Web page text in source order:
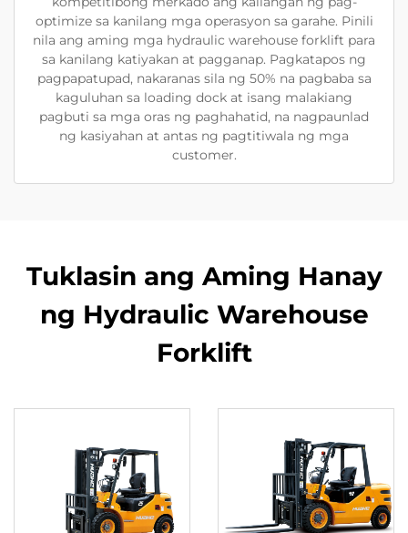
optimize sa kanilang mga operasyon sa garahe. Pinili
nila ang aming mga hydraulic warehouse forklift para
sa kanilang katiyakan at pagganap. Pagkatapos ng
pagpapatupad, nakaranas sila ng 50% na pagbaba sa
kaguluhan sa loading dock at isang malakiang
pagbuti sa mga oras ng paghahatid, na nagpaunlad
ng kasiyahan at antas ng pagtitiwala ng mga
customer.
Tuklasin ang Aming Hanay
ng Hydraulic Warehouse
Forklift